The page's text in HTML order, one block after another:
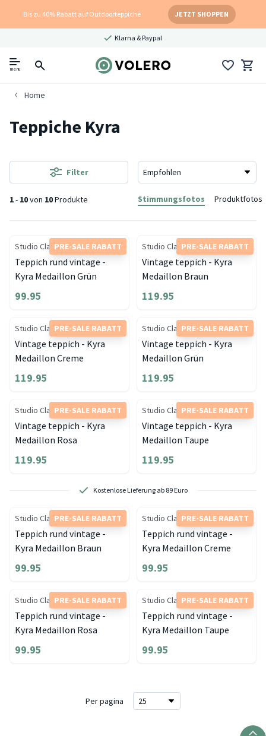
Bis zu 40% Rabatt auf Outdoorteppiche JETZT SHOPPEN
Klarna & Paypal
menu
Home
Teppiche Kyra
1- 10von 10Produkte
Filter
Stimmungsfotos Produktfotos
PRE-SALE RABATT
Studio Clarice
Teppich rund vintage -
Kyra Medaillon Grün
99.95
PRE-SALE RABATT
Studio Clarice
Vintage teppich - Kyra
Medaillon Braun
119.95
PRE-SALE RABATT
Studio Clarice
Vintage teppich - Kyra
Medaillon Creme
119.95
PRE-SALE RABATT
Studio Clarice
Vintage teppich - Kyra
Medaillon Grün
119.95
PRE-SALE RABATT
Studio Clarice
Vintage teppich - Kyra
Medaillon Rosa
119.95
PRE-SALE RABATT
Studio Clarice
Vintage teppich - Kyra
Medaillon Taupe
119.95
Kostenlose Lieferung ab 89 Euro
PRE-SALE RABATT
Studio Clarice
Teppich rund vintage -
Kyra Medaillon Braun
99.95
PRE-SALE RABATT
Studio Clarice
Teppich rund vintage -
Kyra Medaillon Creme
99.95
PRE-SALE RABATT
Studio Clarice
Teppich rund vintage -
Kyra Medaillon Rosa
99.95
PRE-SALE RABATT
Studio Clarice
Teppich rund vintage -
Kyra Medaillon Taupe
99.95
Per pagina